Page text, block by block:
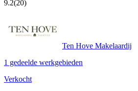
9.2(20)
Ten Hove Makelaardij
1 gedeelde werkgebieden
Verkocht